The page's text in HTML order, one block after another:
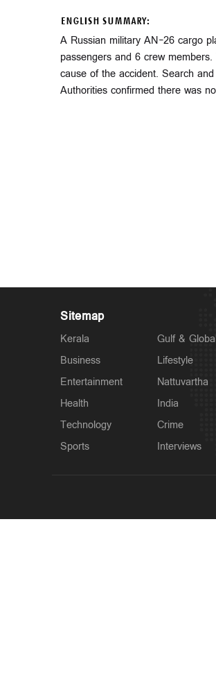
ENGLISH SUMMARY:
A Russian military AN-26 cargo
passengers and 6 crew
cause of the accident. Search
Authorities confirmed there was
Sitemap
Kerala
Business
Entertainment
Health
Technology
Sports
Gulf &
Lifestyle
Nattuvartha
India
Crime
Interviews